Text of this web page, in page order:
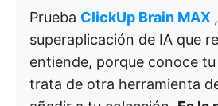
Prueba ClickUp Brain MAX
superaplicación de IA que
entiende, porque conoce
trata de otra herramienta